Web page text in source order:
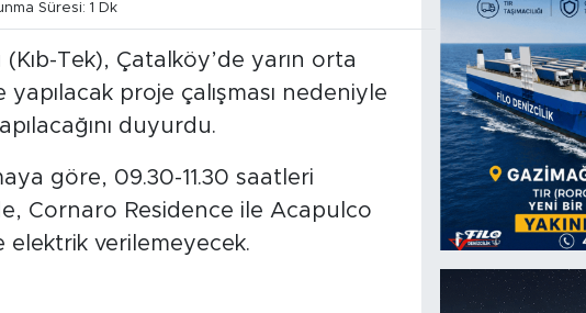
Süresi: 1 Dk
(Kıb-Tek), Çatalköy’de yarın orta
proje çalışması nedeniyle
duyurdu.
göre, 09.30-11.30 saatleri
Cornaro Residence ile Acapulco
elektrik verilemeyecek.